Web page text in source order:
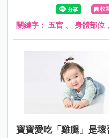
（如揮手、踢腿等）。7～
肢體、五官）的理解能力
仿大人做出一些簡單的動作
通，如用手指著想要的物
時，寶寶可以配合大人「
收
關鍵字： 五官 、 身體部位
寶寶愛吃「雞腿」是壞